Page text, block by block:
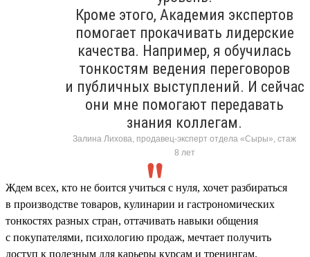
Кроме этого, Академия экспертов
помогает прокачивать лидерские
качества. Например, я обучилась
тонкостям ведения переговоров
и публичных выступлений. И сейчас
они мне помогают передавать
знания коллегам.
Залина Лихова, продавец-эксперт отдела «Сыры», стаж
8 лет
Ждем всех, кто не боится учиться с нуля, хочет разбираться
в производстве товаров, кулинарии и гастрономических
тонкостях разных стран, оттачивать навыки общения
с покупателями, психологию продаж, мечтает получить
доступ к полезным для карьеры курсам и тренингам.